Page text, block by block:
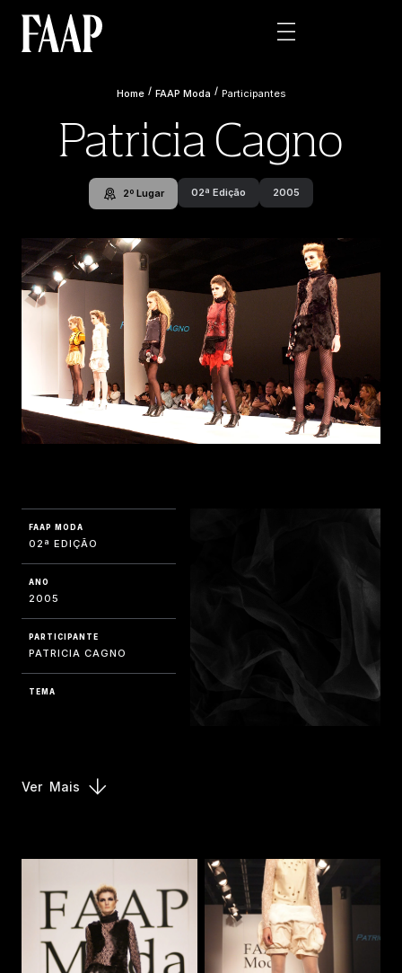
Home / FAAP Moda / Participantes
Patricia Cagno
2º Lugar 02ª Edição 2005
FAAP MODA
02ª EDIÇÃO
ANO
2005
PARTICIPANTE
PATRICIA CAGNO
TEMA
Ver Mais